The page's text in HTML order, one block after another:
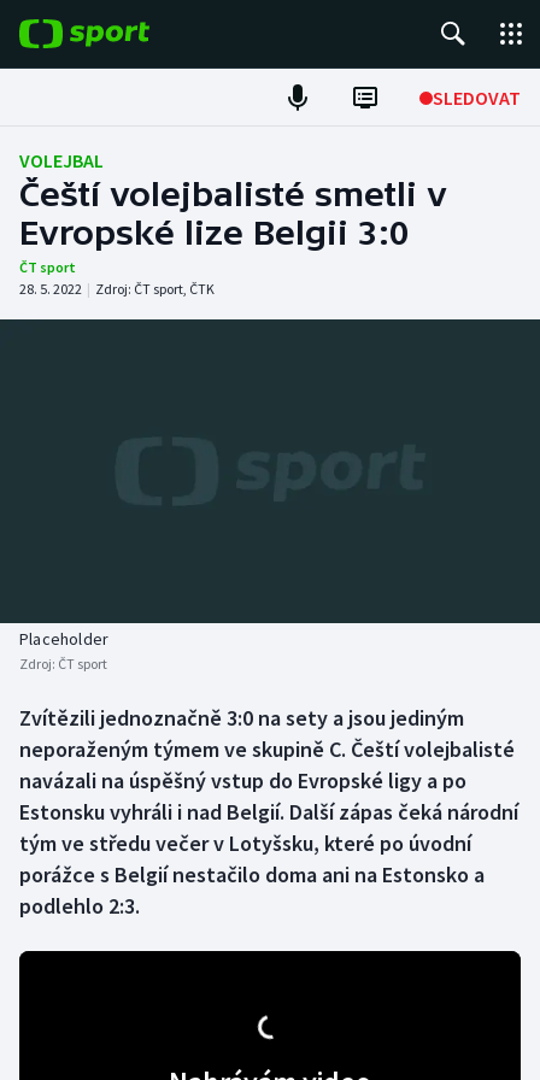
SLEDOVAT
Fotbal
Hokej
Tenis
Atletika
Biatlon
Boby a skeleton
Box
Curling
Dostihy
Aplikace ČT sport
AZ kvíz
VOLEJBAL
Čeští volejbalisté smetli v
Evropské lize Belgii 3:0
ČT sport
28. 5. 2022 | Zdroj: ČT sport, ČTK
Placeholder
Zdroj: ČT sport
Zvítězili jednoznačně 3:0 na sety a jsou jediným
neporaženým týmem ve skupině C. Čeští volejbalisté
navázali na úspěšný vstup do Evropské ligy a po
Estonsku vyhráli i nad Belgií. Další zápas čeká národní
tým ve středu večer v Lotyšsku, které po úvodní
porážce s Belgií nestačilo doma ani na Estonsko a
podlehlo 2:3.